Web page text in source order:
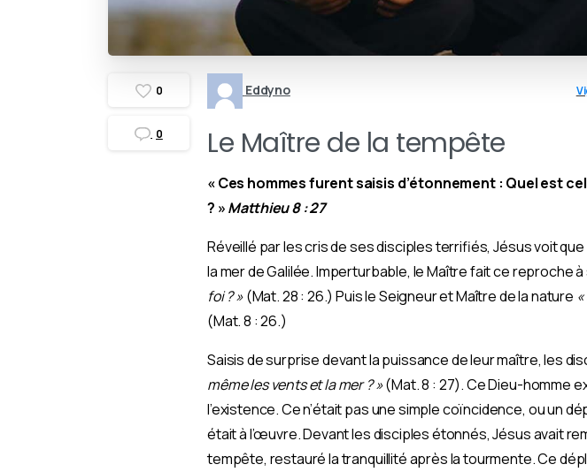
0
0
Eddyno
Le Maître de la tempête
« Ces hommes furent saisis d’étonnement : Quel est
? »Matthieu 8 : 27
Réveillé par les cris de ses disciples terrifiés, Jésus voit
la mer de Galilée. Imperturbable, le Maître fait ce reproche
foi ? »(Mat. 28 : 26.) Puis le Seigneur et Maître de la nature
(Mat. 8 : 26.)
Saisis de surprise devant la puissance de leur maître, les
même les vents et la mer ? »(Mat. 8 : 27). Ce Dieu-homme
l’existence. Ce n’était pas une simple coïncidence, ou un
était à l’œuvre. Devant les disciples étonnés, Jésus avait
tempête, restauré la tranquillité après la tourmente. Ce